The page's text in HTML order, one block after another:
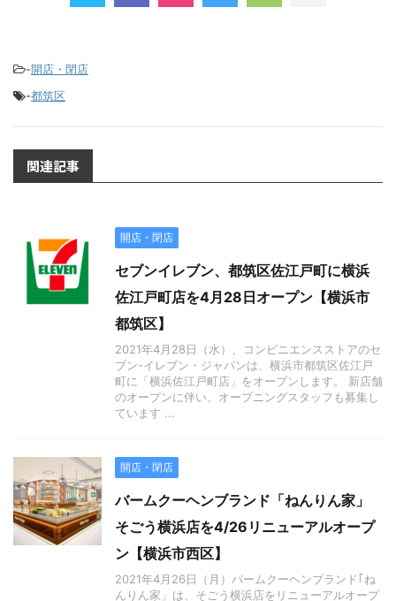
-開店・閉店
-都筑区
関連記事
開店・閉店
セブンイレブン、都筑区佐江戸町に横浜
佐江戸町店を4月28日オープン【横浜市
都筑区】
2021年4月28日（水）、コンビニエンスストアのセ
ブン-イレブン・ジャパンは、横浜市都筑区佐江戸
町に「横浜佐江戸町店」をオープンします。 新店舗
のオープンに伴い、オープニングスタッフも募集し
ています ...
開店・閉店
バームクーヘンブランド「ねんりん家」
そごう横浜店を4/26リニューアルオープ
ン【横浜市西区】
2021年4月26日（月）バームクーヘンブランド｢ね
んりん家」は、そごう横浜店をリニューアルオープ